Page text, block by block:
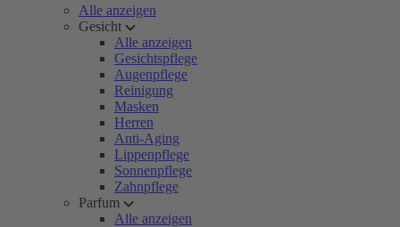
Alle anzeigen
Gesicht
Alle anzeigen
Gesichtspflege
Augenpflege
Reinigung
Masken
Herren
Anti-Aging
Lippenpflege
Sonnenpflege
Zahnpflege
Parfum
Alle anzeigen